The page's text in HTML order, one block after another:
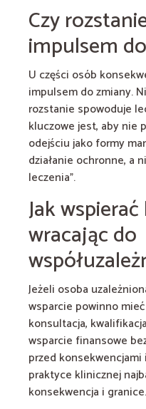
Czy
impulsem
U części osób
impulsem do zmiany.
rozstanie spowoduje
kluczowe jest, aby nie
odejściu jako formy
działanie ochronne, a
leczenia”.
Jak
wracając do
Jeżeli osoba
wsparcie powinno
konsultacja,
wsparcie finansowe
przed
praktyce klinicznej
konsekwencja i granice.